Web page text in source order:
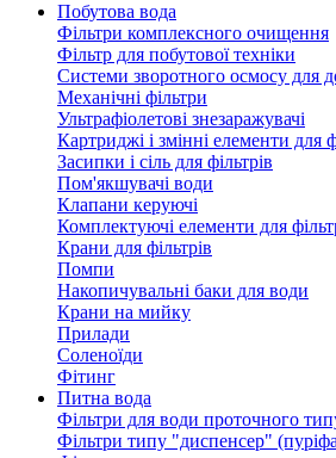
Побутова вода
Фільтри комплексного очищення
Фільтр для побутової техніки
Системи зворотного осмосу для
Механічні фільтри
Ультрафіолетові знезаражувачі
Картриджі і змінні елементи для
Засипки і сіль для фільтрів
Пом'якшувачі води
Клапани керуючі
Комплектуючі елементи для
Крани для фільтрів
Помпи
Накопичувальні баки для води
Крани на мийку
Прилади
Соленоїди
Фітинг
Питна вода
Фільтри для води проточного
Фільтри типу "диспенсер"